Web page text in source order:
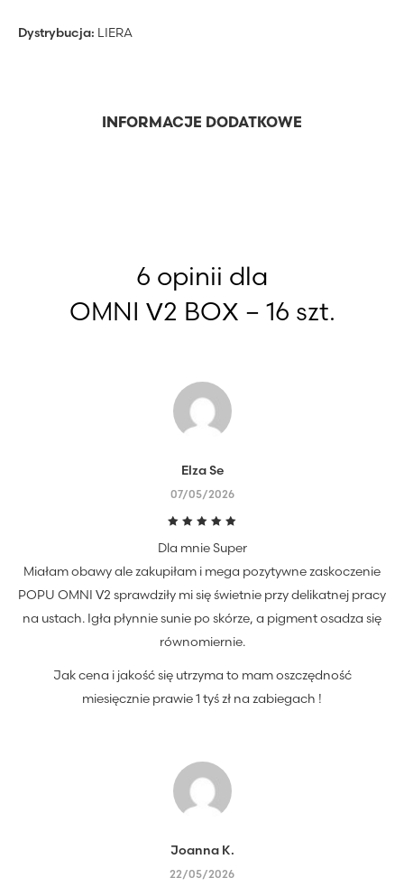
Dystrybucja: LIERA
INFORMACJE DODATKOWE
6 opinii dla
OMNI V2 BOX – 16 szt.
Elza Se
07/05/2026
5na 5
Dla mnie Super
Miałam obawy ale zakupiłam i mega pozytywne zaskoczenie
POPU OMNI V2 sprawdziły mi się świetnie przy delikatnej pracy
na ustach. Igła płynnie sunie po skórze, a pigment osadza się
równomiernie.
Jak cena i jakość się utrzyma to mam oszczędność
miesięcznie prawie 1 tyś zł na zabiegach !
Joanna K.
22/05/2026